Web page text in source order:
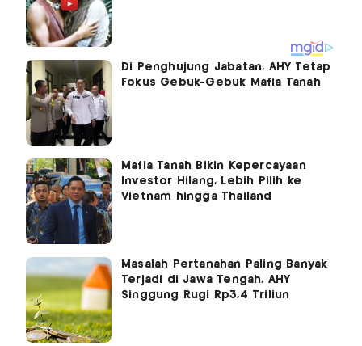
Di Penghujung Jabatan, AHY Tetap
Fokus Gebuk-Gebuk Mafia Tanah
Mafia Tanah Bikin Kepercayaan
Investor Hilang, Lebih Pilih ke
Vietnam hingga Thailand
Masalah Pertanahan Paling Banyak
Terjadi di Jawa Tengah, AHY
Singgung Rugi Rp3,4 Triliun